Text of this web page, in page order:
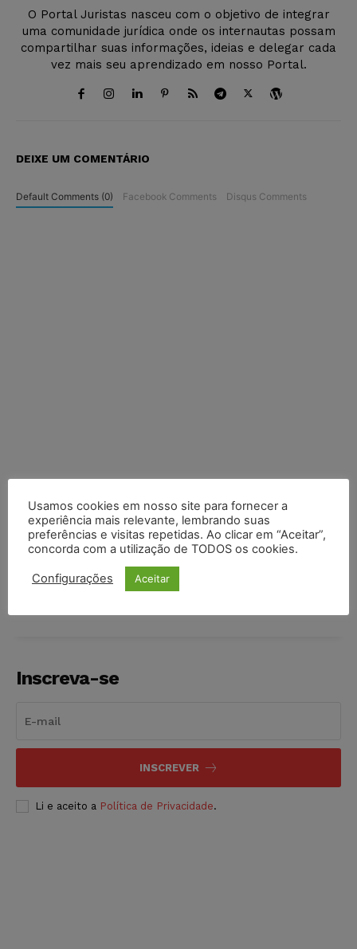
O Portal Juristas nasceu com o objetivo de integrar
uma comunidade jurídica onde os internautas possam
compartilhar suas informações, ideias e delegar cada
vez mais seu aprendizado em nosso Portal.
DEIXE UM COMENTÁRIO
Default Comments (0) Facebook Comments Disqus Comments
COMPARTILHE
Inscreva-se
INSCREVER
Li e aceito a Política de Privacidade.
Usamos cookies em nosso site para fornecer a
experiência mais relevante, lembrando suas
preferências e visitas repetidas. Ao clicar em “Aceitar”,
concorda com a utilização de TODOS os cookies.
Configurações Aceitar